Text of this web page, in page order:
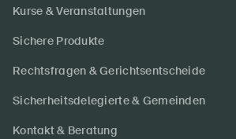
Kurse & Veranstaltungen
Sichere Produkte
Rechtsfragen & Gerichtsentscheide
Sicherheitsdelegierte & Gemeinden
Kontakt & Beratung